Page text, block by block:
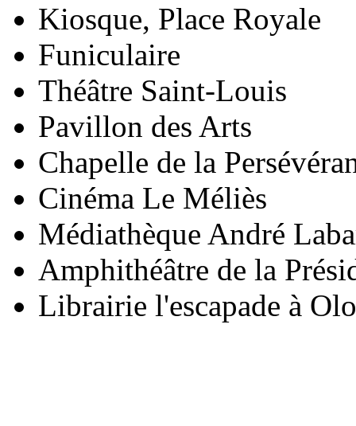
Kiosque, Place Royale
Funiculaire
Théâtre Saint-Louis
Pavillon des Arts
Chapelle de la
Cinéma Le Méliès
Médiathèque André
Amphithéâtre de la
Librairie l'escapade à